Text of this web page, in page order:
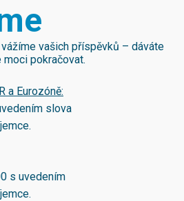
vašich příspěvků – dáváte
moci pokračovat.
a Eurozóně:
slova
s uvedením